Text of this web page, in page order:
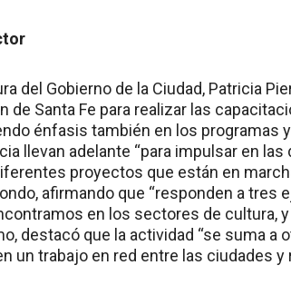
del Gobierno de la Ciudad, Patricia
de Santa Fe para realizar las
énfasis también en los programas
llevan adelante “para impulsar en
proyectos que están en
afirmando que “responden a tres
en los sectores de cultura,
destacó que la actividad “se suma
un trabajo en red entre las ciudades y